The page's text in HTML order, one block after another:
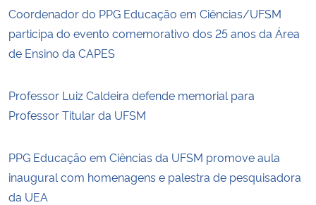
Coordenador do PPG Educação em Ciências/UFSM
participa do evento comemorativo dos 25 anos da Área
de Ensino da CAPES
Professor Luiz Caldeira defende memorial para
Professor Titular da UFSM
PPG Educação em Ciências da UFSM promove aula
inaugural com homenagens e palestra de pesquisadora
da UEA